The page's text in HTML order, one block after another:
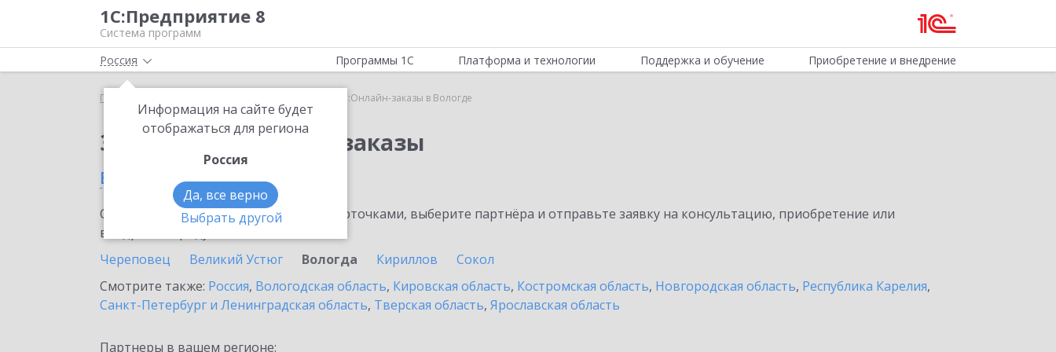
1С:Предприятие 8
Система программ
Россия
Информация на сайте будет
отображаться для региона
Россия
Да, все верно
Выбрать другой
Программы 1С Платформа и технологии Поддержка и обучение Приобретение и внедрение
Главная 1С:Онлайн-заказы в Вологде
Заказать 1С:Онлайн-заказы
в Вологде
Ознакомьтесь с информационными карточками, выберите партнёра и отправьте заявку на консультацию, приобретение или
внедрение продукта.
Череповец
Великий Устюг Вологда Кириллов
Сокол
Смотрите также: Россия, Вологодская область, Кировская область, Костромская область, Новгородская область, Республика Карелия,
Санкт-Петербург и Ленинградская область, Тверская область, Ярославская область
Партнеры в вашем регионе: